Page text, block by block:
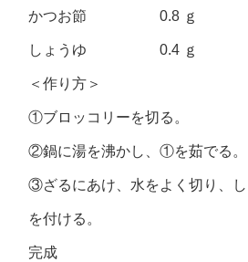
かつお節 0.8 ｇ
しょうゆ 0.4 ｇ
＜作り方＞
①ブロッコリーを切る。
②鍋に湯を沸かし、①を茹でる。
③ざるにあけ、水をよく切り、
を付ける。
完成